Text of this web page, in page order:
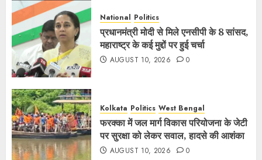
National Politics
प्रधानमंत्री मोदी से मिले एनसीपी के 8 सांसद,
महाराष्ट्र के कई मुद्दों पर हुई चर्चा
AUGUST 10, 2026 0
Kolkata Politics West Bengal
फरक्का में जल मार्ग विकास परियोजना के जेटी
पर सुरक्षा को लेकर सवाल, हादसे की आशंका
AUGUST 10, 2026 0